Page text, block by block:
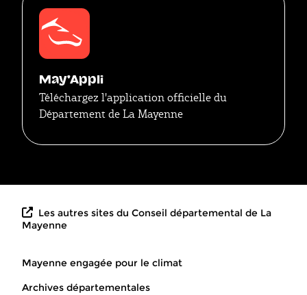
May'Appli
Téléchargez l'application officielle du
Département de La Mayenne
Les autres sites du Conseil départemental de La
Mayenne
Mayenne engagée pour le climat
Archives départementales